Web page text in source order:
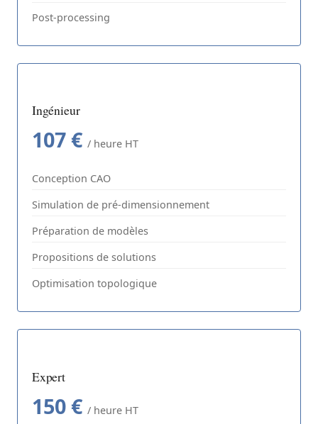
Post-processing
Ingénieur
107 € / heure HT
Conception CAO
Simulation de pré-dimensionnement
Préparation de modèles
Propositions de solutions
Optimisation topologique
Expert
150 € / heure HT